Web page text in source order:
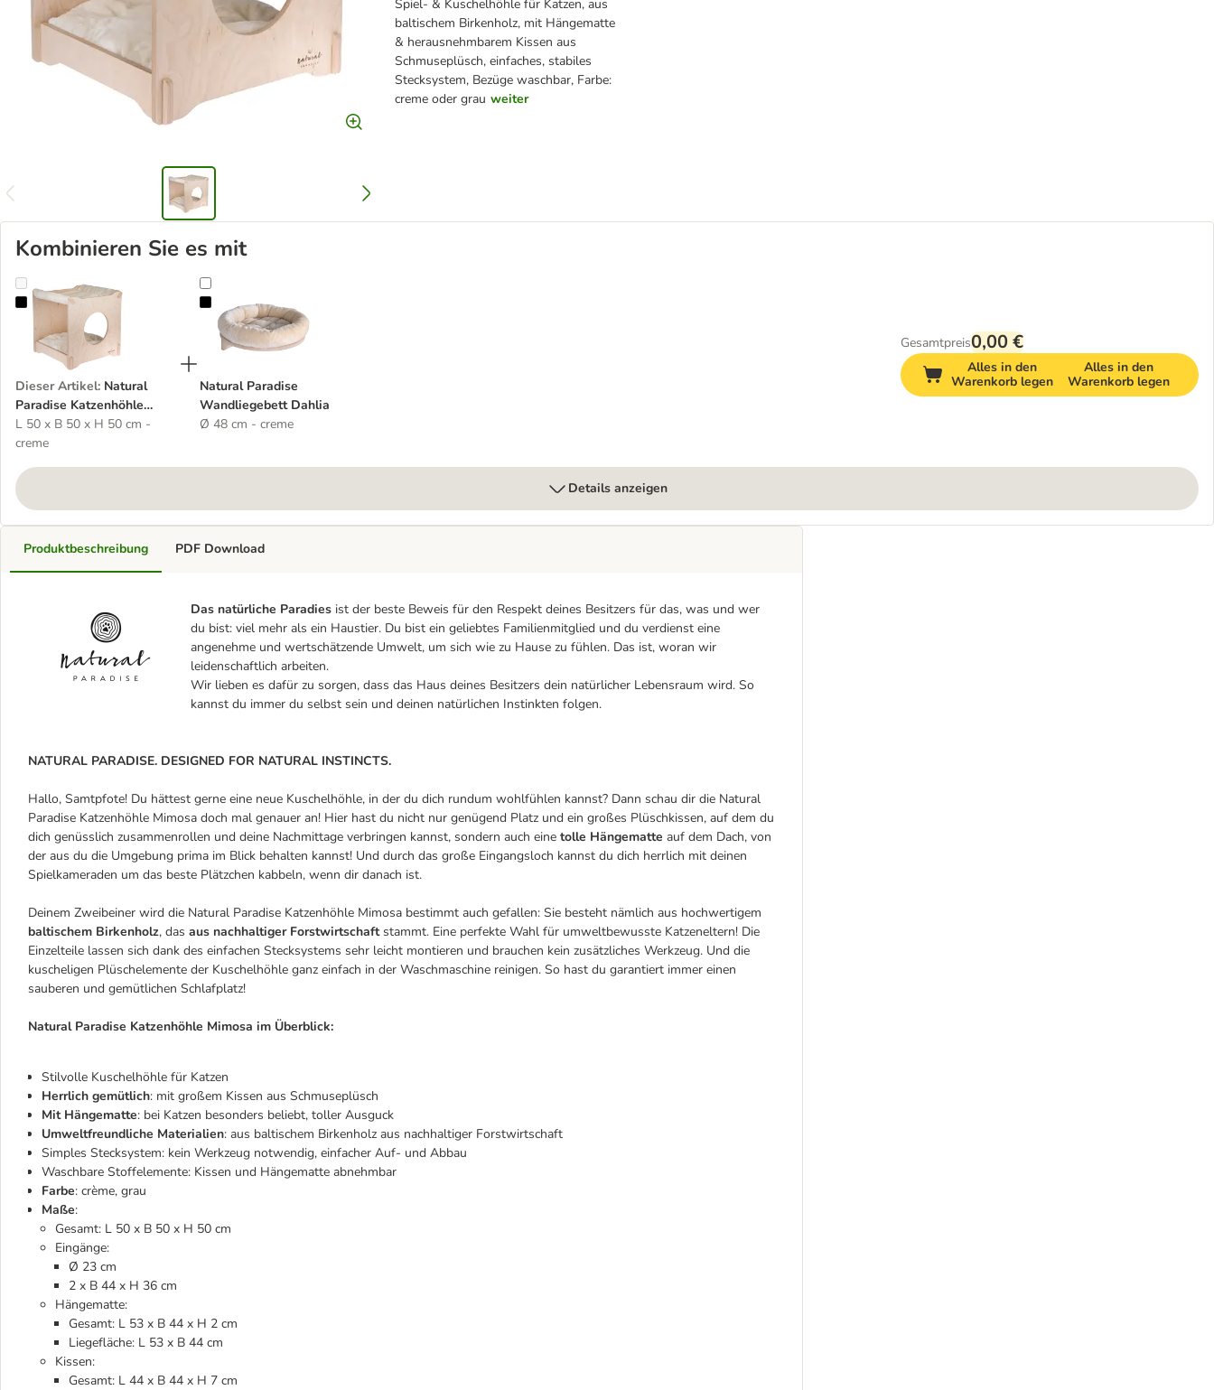
Spiel- & Kuschelhöhle für Katzen, aus
baltischem Birkenholz, mit Hängematte
& herausnehmbarem Kissen aus
Schmuseplüsch, einfaches, stabiles
Stecksystem, Bezüge waschbar, Farbe:
creme oder grau weiter
Kombinieren Sie es mit
Natural Paradise Katzenhöhle Mimosa
Dieser Artikel: Natural
Paradise Katzenhöhle
Mimosa
L 50 x B 50 x H 50 cm -
creme
Natural Paradise Wandliegebett Dahlia
Natural Paradise
Wandliegebett Dahlia
Ø 48 cm - creme
Gesamtpreis0,00 €
Alles in den
Warenkorb legen
Alles in den
Warenkorb legen
Details anzeigen
Produktbeschreibung
Das natürliche Paradies ist der beste Beweis für den Respekt deines Besitzers für das, was und wer
du bist: viel mehr als ein Haustier. Du bist ein geliebtes Familienmitglied und du verdienst eine
angenehme und wertschätzende Umwelt, um sich wie zu Hause zu fühlen. Das ist, woran wir
leidenschaftlich arbeiten.
Wir lieben es dafür zu sorgen, dass das Haus deines Besitzers dein natürlicher Lebensraum wird. So
kannst du immer du selbst sein und deinen natürlichen Instinkten folgen.
NATURAL PARADISE. DESIGNED FOR NATURAL INSTINCTS.
Hallo, Samtpfote! Du hättest gerne eine neue Kuschelhöhle, in der du dich rundum wohlfühlen kannst? Dann schau dir die Natural
Paradise Katzenhöhle Mimosa doch mal genauer an! Hier hast du nicht nur genügend Platz und ein großes Plüschkissen, auf dem du
dich genüsslich zusammenrollen und deine Nachmittage verbringen kannst, sondern auch eine tolle Hängematte auf dem Dach, von
der aus du die Umgebung prima im Blick behalten kannst! Und durch das große Eingangsloch kannst du dich herrlich mit deinen
Spielkameraden um das beste Plätzchen kabbeln, wenn dir danach ist.
Deinem Zweibeiner wird die Natural Paradise Katzenhöhle Mimosa bestimmt auch gefallen: Sie besteht nämlich aus hochwertigem
baltischem Birkenholz, das aus nachhaltiger Forstwirtschaft stammt. Eine perfekte Wahl für umweltbewusste Katzeneltern! Die
Einzelteile lassen sich dank des einfachen Stecksystems sehr leicht montieren und brauchen kein zusätzliches Werkzeug. Und die
kuscheligen Plüschelemente der Kuschelhöhle ganz einfach in der Waschmaschine reinigen. So hast du garantiert immer einen
sauberen und gemütlichen Schlafplatz!
Natural Paradise Katzenhöhle Mimosa im Überblick:
Stilvolle Kuschelhöhle für Katzen
Herrlich gemütlich: mit großem Kissen aus Schmuseplüsch
Mit Hängematte: bei Katzen besonders beliebt, toller Ausguck
Umweltfreundliche Materialien: aus baltischem Birkenholz aus nachhaltiger Forstwirtschaft
Simples Stecksystem: kein Werkzeug notwendig, einfacher Auf- und Abbau
Waschbare Stoffelemente: Kissen und Hängematte abnehmbar
Farbe: crème, grau
Maße:
Gesamt: L 50 x B 50 x H 50 cm
Eingänge:
Ø 23 cm
2 x B 44 x H 36 cm
Hängematte:
Gesamt: L 53 x B 44 x H 2 cm
Liegefläche: L 53 x B 44 cm
Kissen:
Gesamt: L 44 x B 44 x H 7 cm
PDF Download